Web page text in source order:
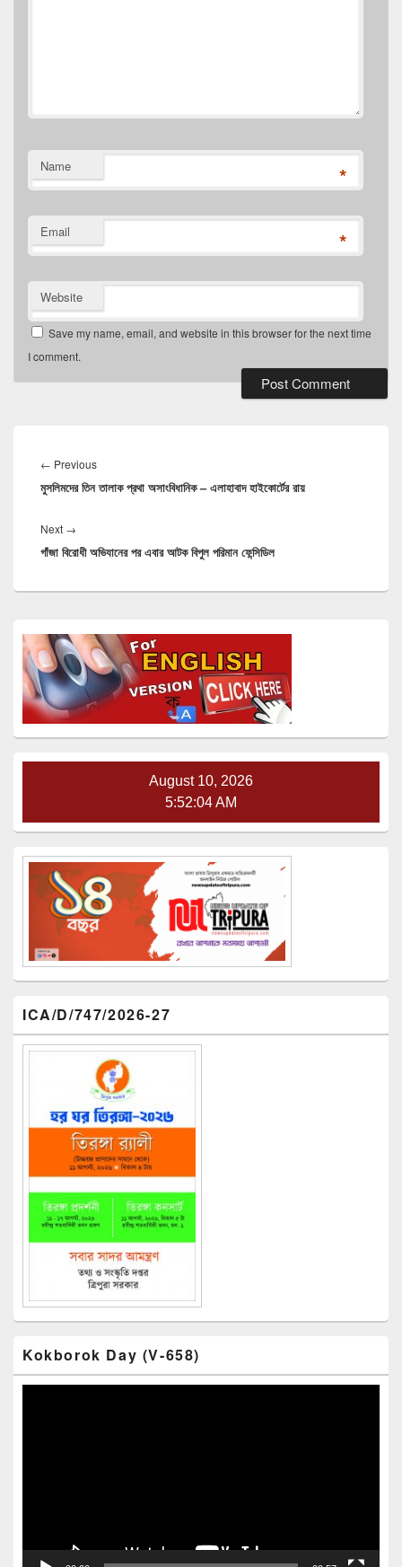
Name *
Email *
Website
Save my name, email, and website in this browser for the next time
I comment.
navigation
← PreviousPrevious
post:
মুসলিমদের তিন তালাক প্রথা অসাংবিধানিক – এলাহাবাদ হাইকোর্টের রায়
Next →
post:
গাঁজা বিরোধী অভিযানের পর এবার আটক বিপুল পরিমান ফেন্সিডিল
Sidebar
Widget
Area
August 10, 2026
5:52:05 AM
ICA/D/747/2026-27
Kokborok Day (V-658)